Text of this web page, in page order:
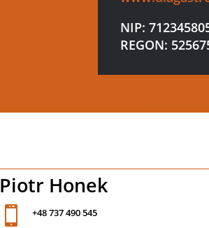
NIP:
REGON:
Piotr Honek
 +48 737 490 545